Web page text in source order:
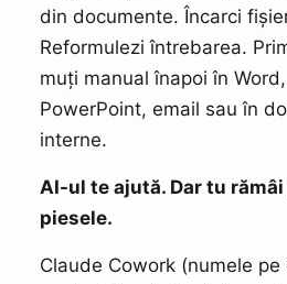
din documente. Încarci
Reformulezi întrebarea.
muți manual înapoi în
PowerPoint, email sau în
interne.
AI-ul te ajută. Dar tu
piesele.
Claude Cowork (numele